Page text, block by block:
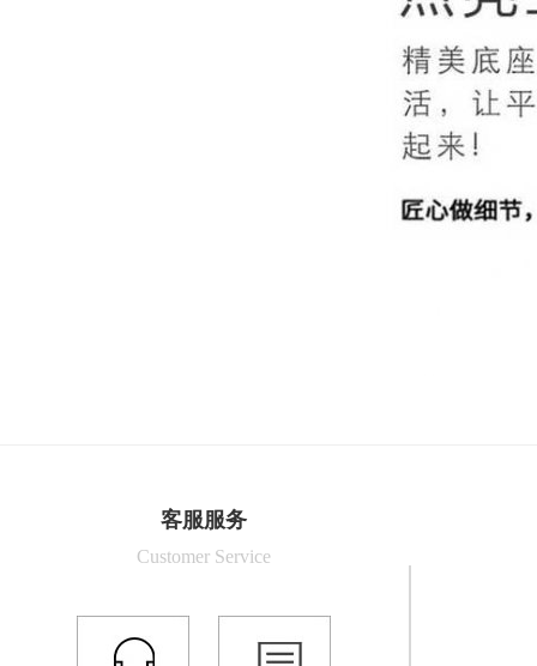
客服服务
Customer Service